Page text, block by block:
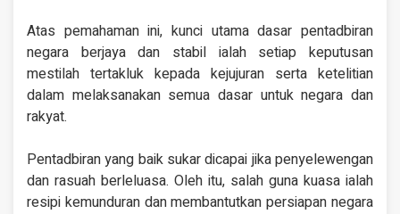
Atas pemahaman ini, kunci utama dasar pentadbiran
negara berjaya dan stabil ialah setiap keputusan
mestilah tertakluk kepada kejujuran serta ketelitian
dalam melaksanakan semua dasar untuk negara dan
rakyat.
Pentadbiran yang baik sukar dicapai jika penyelewengan
dan rasuah berleluasa. Oleh itu, salah guna kuasa ialah
resipi kemunduran dan membantutkan persiapan negara